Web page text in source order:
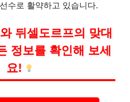
수로 활약하고 있습니다.
뒤셀도르프의 맞대
정보를 확인해 보세
요!